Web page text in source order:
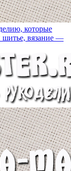
которые
шитье, вязание —